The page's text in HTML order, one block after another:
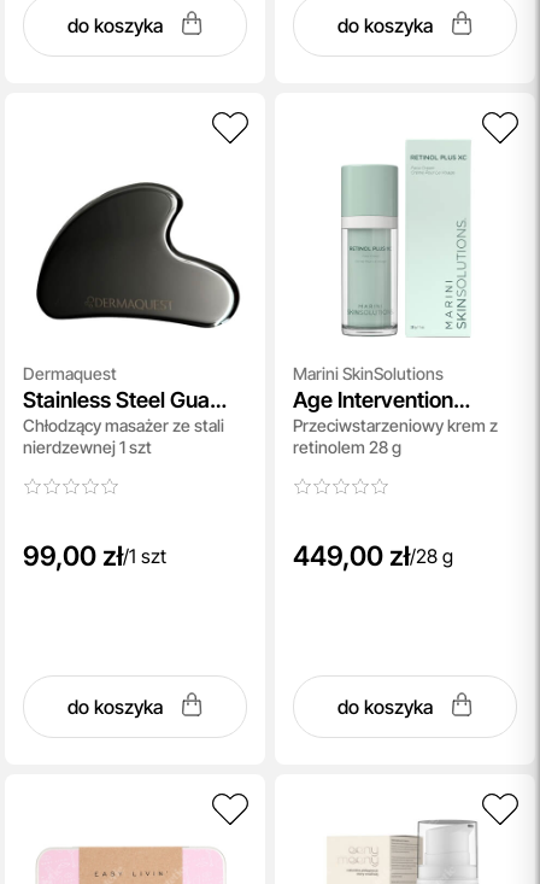
do koszyka do koszyka
Dermaquest
Stainless Steel Gua
Sha
Chłodzący masażer ze stali
nierdzewnej 1 szt
99,00 zł/1 szt
do koszyka
Marini SkinSolutions
Age Intervention
Retinol Plus XC
Przeciwstarzeniowy krem z
retinolem 28 g
449,00 zł/28 g
do koszyka